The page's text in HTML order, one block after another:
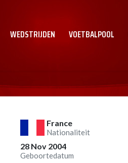
WEDSTRIJDEN VOETBALPOOL
France
Nationaliteit
28 Nov 2004
Geboortedatum